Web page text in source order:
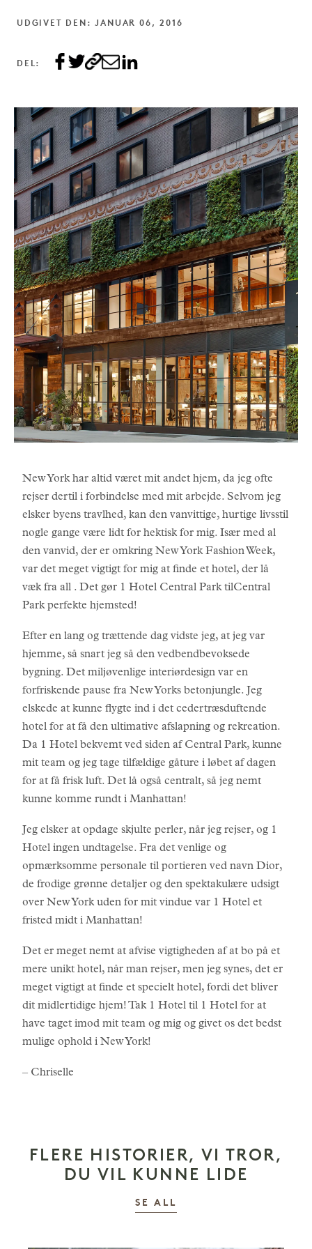
UDGIVET DEN: JANUAR 06, 2016
DEL:
New York har altid været mit andet hjem, da jeg ofte
rejser dertil i forbindelse med mit arbejde. Selvom jeg
elsker byens travlhed, kan den vanvittige, hurtige livsstil
nogle gange være lidt for hektisk for mig. Især med al
den vanvid, der er omkring New York Fashion Week,
var det meget vigtigt for mig at finde et hotel, der lå
væk fra all . Det gør 1 Hotel Central Park tilCentral
Park perfekte hjemsted!
Efter en lang og trættende dag vidste jeg, at jeg var
hjemme, så snart jeg så den vedbendbevoksede
bygning. Det miljøvenlige interiørdesign var en
forfriskende pause fra New Yorks betonjungle. Jeg
elskede at kunne flygte ind i det cedertræsduftende
hotel for at få den ultimative afslapning og rekreation.
Da 1 Hotel bekvemt ved siden af Central Park, kunne
mit team og jeg tage tilfældige gåture i løbet af dagen
for at få frisk luft. Det lå også centralt, så jeg nemt
kunne komme rundt i Manhattan!
Jeg elsker at opdage skjulte perler, når jeg rejser, og 1
Hotel ingen undtagelse. Fra det venlige og
opmærksomme personale til portieren ved navn Dior,
de frodige grønne detaljer og den spektakulære udsigt
over New York uden for mit vindue var 1 Hotel et
fristed midt i Manhattan!
Det er meget nemt at afvise vigtigheden af at bo på et
mere unikt hotel, når man rejser, men jeg synes, det er
meget vigtigt at finde et specielt hotel, fordi det bliver
dit midlertidige hjem! Tak 1 Hotel til 1 Hotel for at
have taget imod mit team og mig og givet os det bedst
mulige ophold i New York!
– Chriselle
FLERE HISTORIER, VI TROR,
DU VIL KUNNE LIDE
SE ALL